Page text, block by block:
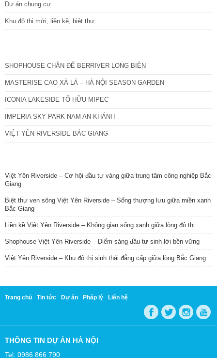
Dự án chung cư
Khu đô thị mới, liền kề, biệt thự
SHOPHOUSE CHÂN ĐẾ BERRIVER LONG BIÊN
MASTERISE CAO XÀ LÁ – HÀ NỘI SEASON GARDEN
ICONIA LAKESIDE TỐ HỮU MIPEC
IMPERIA SKY PARK NAM AN KHÁNH
VIỆT YÊN RIVERSIDE BẮC GIANG
Việt Yên Riverside – Cơ hội đầu tư vàng giữa trung tâm công nghiệp Bắc
Giang
Biệt thự ven sông Việt Yên Riverside – Sống thượng lưu giữa miền xanh
Bắc Giang
Liền kề Việt Yên Riverside – Không gian sống xanh giữa lòng đô thị
Shophouse Việt Yên Riverside – Điểm sáng đầu tư sinh lời bền vững
Việt Yên Riverside – Khu đô thị sinh thái đẳng cấp giữa lòng Bắc Giang
Trang chủ Tin tức Dự án Pháp lý Liên hệ
THÔNG TIN DỰ ÁN HÀ NỘI
Tel: 0986 866 790